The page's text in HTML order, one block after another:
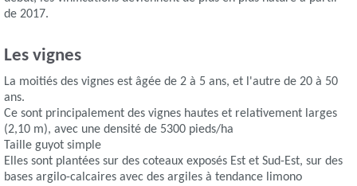
de 2017.
Les vignes
La moitiés des vignes est âgée de 2 à 5 ans, et l'autre de 20 à 50
ans.
Ce sont principalement des vignes hautes et relativement larges
(2,10 m), avec une densité de 5300 pieds/ha
Taille guyot simple
Elles sont plantées sur des coteaux exposés Est et Sud-Est, sur des
bases argilo-calcaires avec des argiles à tendance limono